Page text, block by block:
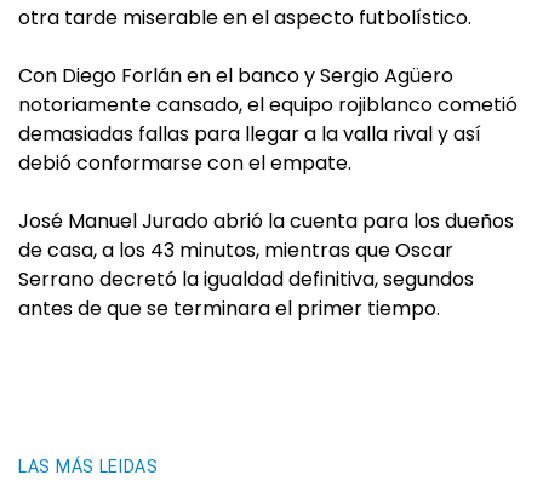
otra tarde miserable en el aspecto futbolístico.
Con Diego Forlán en el banco y Sergio Agüero
notoriamente cansado, el equipo rojiblanco cometió
demasiadas fallas para llegar a la valla rival y así
debió conformarse con el empate.
José Manuel Jurado abrió la cuenta para los dueños
de casa, a los 43 minutos, mientras que Oscar
Serrano decretó la igualdad definitiva, segundos
antes de que se terminara el primer tiempo.
LAS MÁS LEIDAS